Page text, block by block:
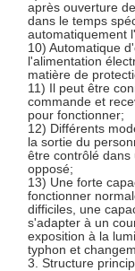
après ouverture
dans le temps
automatiquement
10) Automatique
l'alimentation
matière de
11) Il peut être
commande et
pour fonctionner;
12) Différents
la sortie du
être contrôlé dans
opposé;
13) Une forte
fonctionner
difficiles, une
s'adapter à un
exposition à la
typhon et
3. Structure